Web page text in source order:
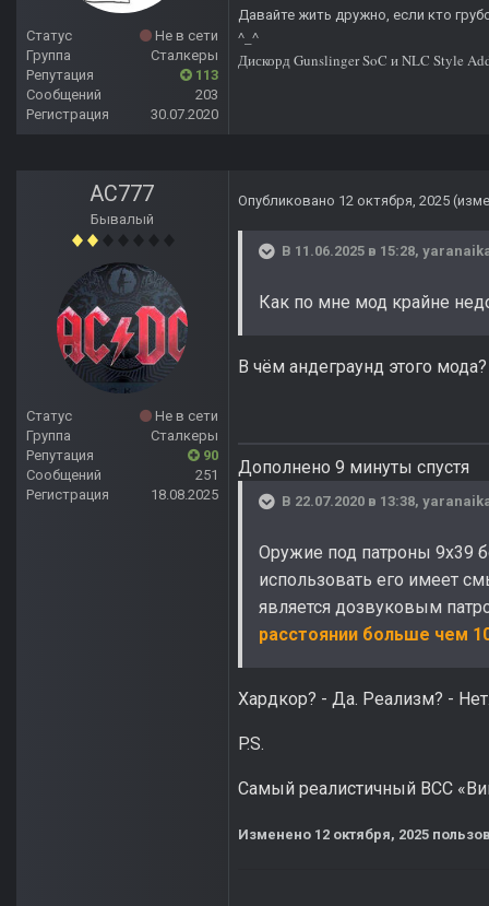
Статус
Не в сети
Группа
Сталкеры
Репутация
113
Сообщений
203
Регистрация
30.07.2020
Давайте жить дружно, если кто
^_^
Дискорд Gunslinger SoC и NLC Style
AC777
Бывалый
Статус
Не в сети
Группа
Сталкеры
Репутация
90
Сообщений
251
Регистрация
18.08.2025
Опубликовано 12 октября, 2025
В 11.06.2025 в 15:28,
Как по мне мод крайне
В чём андеграунд этого мода?
Дополнено 9 минуты спустя
В 22.07.2020 в 13:38,
Оружие под патроны 9x39
использовать его имеет
является дозвуковым
расстоянии больше чем
Хардкор? - Да. Реализм? -
P.S.
Самый реалистичный ВСС
Изменено 12 октября, 2025